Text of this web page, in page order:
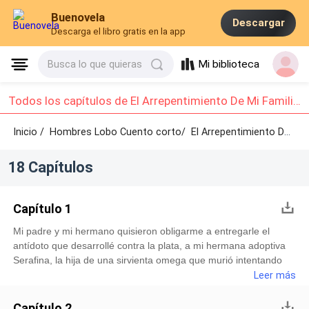
Buenovela
Descarga el libro gratis en la app
Descargar
Busca lo que quieras Mi biblioteca
Todos los capítulos de El Arrepentimiento De Mi Familia Tras Mi Partida: Capítulo 1 - Capítulo 10
Inicio / Hombres Lobo Cuento corto/El Arrepentimiento De Mi Familia Tras Mi Partida /
18 Capítulos
Capítulo 1
Mi padre y mi hermano quisieron obligarme a entregarle el
antídoto que desarrollé contra la plata, a mi hermana adoptiva
Serafina, la hija de una sirvienta omega que murió intentando
salvarnos.Mi amor de la infancia y futuro compañero, Damián,
apareamiento si no lo hacía.Sin embargo, me negué. Había
Leer más